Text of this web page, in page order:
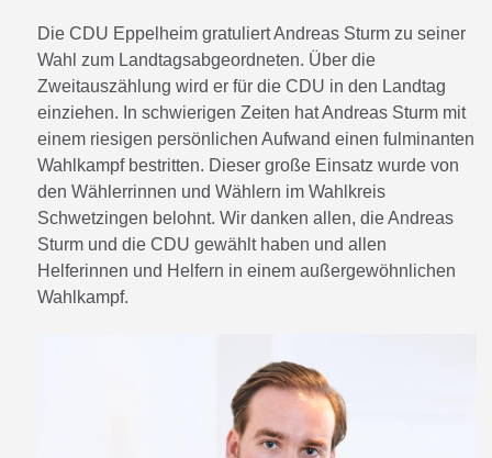
Die CDU Eppelheim gratuliert Andreas Sturm zu seiner
Wahl zum Landtagsabgeordneten. Über die
Zweitauszählung wird er für die CDU in den Landtag
einziehen. In schwierigen Zeiten hat Andreas Sturm mit
einem riesigen persönlichen Aufwand einen fulminanten
Wahlkampf bestritten. Dieser große Einsatz wurde von
den Wählerrinnen und Wählern im Wahlkreis
Schwetzingen belohnt. Wir danken allen, die Andreas
Sturm und die CDU gewählt haben und allen
Helferinnen und Helfern in einem außergewöhnlichen
Wahlkampf.